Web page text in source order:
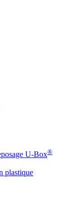
U-Box®
plastique